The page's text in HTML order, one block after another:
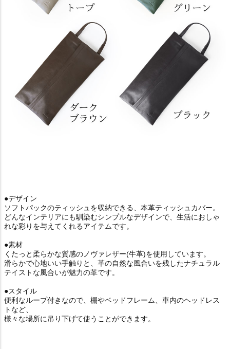
●デザイン
ソフトパックのティッシュを収納できる、本革ティッシュカバー。
どんなインテリアにも馴染むシンプルなデザインで、生活におしゃ
れな彩りを与えてくれるアイテムです。
●素材
くたっと柔らかな質感のノヴァレザー(牛革)を使用しています。
滑らかで心地いい手触りと、革の自然な風合いを残したナチュラル
テイストな風合いが魅力の革です。
●スタイル
便利なループ付きなので、棚やベッドフレーム、車内のヘッドレス
トなど、
様々な場所に吊り下げて使うことができます。